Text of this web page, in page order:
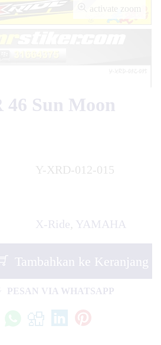
activate zoom
Sun Moon
Y-XRD-012-015
X-Ride, YAMAHA
Tambahkan ke Keranjang
PESAN VIA WHATSAPP